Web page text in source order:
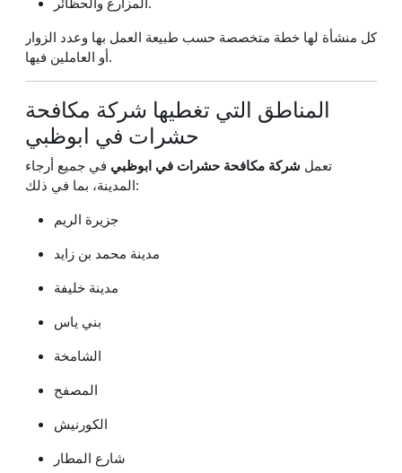
كل منشأة لها خطة متخصصة حسب طبيعة العمل بها وعدد الزوار
أو العاملين فيها.
المناطق التي تغطيها شركة مكافحة
حشرات في ابوظبي
تعمل شركة مكافحة حشرات في ابوظبي في جميع أرجاء
المدينة، بما في ذلك:
جزيرة الريم
مدينة محمد بن زايد
مدينة خليفة
بني ياس
الشامخة
المصفح
الكورنيش
شارع المطار